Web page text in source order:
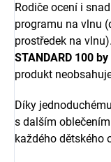
Rodiče ocení i
programu na vlnu
prostředek na
STANDARD 100
produkt
Díky
s dalším
každého dětského